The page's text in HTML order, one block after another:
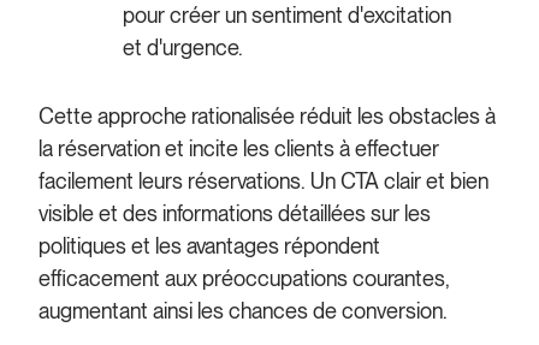
pour créer un sentiment d'excitation
et d'urgence.
Cette approche rationalisée réduit les obstacles à
la réservation et incite les clients à effectuer
facilement leurs réservations. Un CTA clair et bien
visible et des informations détaillées sur les
politiques et les avantages répondent
efficacement aux préoccupations courantes,
augmentant ainsi les chances de conversion.